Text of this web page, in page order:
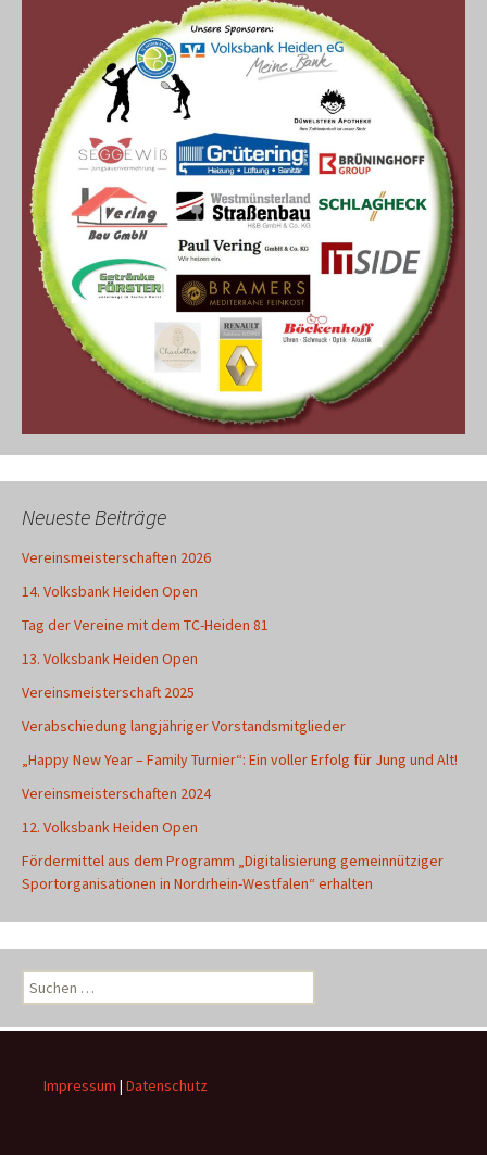
Neueste Beiträge
Vereinsmeisterschaften 2026
14. Volksbank Heiden Open
Tag der Vereine mit dem TC-Heiden 81
13. Volksbank Heiden Open
Vereinsmeisterschaft 2025
Verabschiedung langjähriger Vorstandsmitglieder
„Happy New Year – Family Turnier“: Ein voller Erfolg für Jung und Alt!
Vereinsmeisterschaften 2024
12. Volksbank Heiden Open
Fördermittel aus dem Programm „Digitalisierung gemeinnütziger
Sportorganisationen in Nordrhein-Westfalen“ erhalten
Suchen
nach:
Impressum | Datenschutz